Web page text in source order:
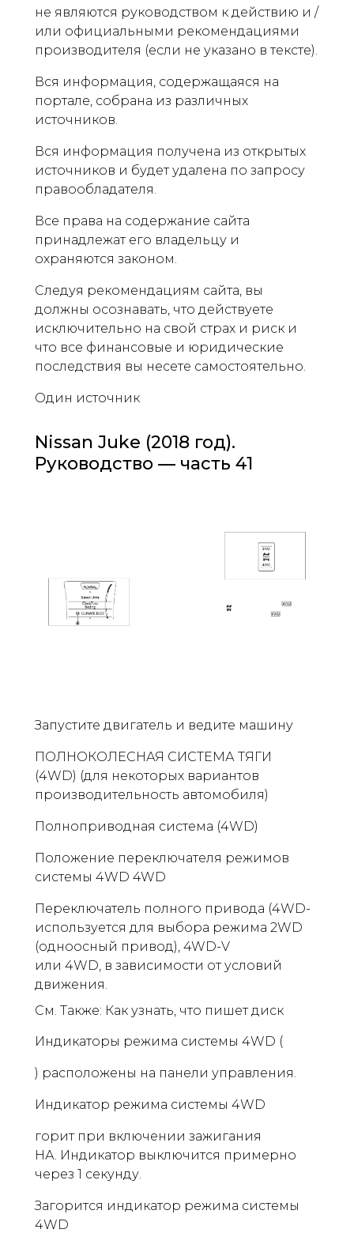
не являются руководством к действию и /
или официальными рекомендациями
производителя (если не указано в тексте).
Вся информация, содержащаяся на
портале, собрана из различных
источников.
Вся информация получена из открытых
источников и будет удалена по запросу
правообладателя.
Все права на содержание сайта
принадлежат его владельцу и
охраняются законом.
Следуя рекомендациям сайта, вы
должны осознавать, что действуете
исключительно на свой страх и риск и
что все финансовые и юридические
последствия вы несете самостоятельно.
Один источник
Nissan Juke (2018 год).
Руководство — часть 41
Запустите двигатель и ведите машину
ПОЛНОКОЛЕСНАЯ СИСТЕМА ТЯГИ
(4WD) (для некоторых вариантов
производительность автомобиля)
Полноприводная система (4WD)
Положение переключателя режимов
системы 4WD 4WD
Переключатель полного привода (4WD-
используется для выбора режима 2WD
(одноосный привод), 4WD-V
или 4WD, в зависимости от условий
движения.
См. Также: Как узнать, что пишет диск
Индикаторы режима системы 4WD (
) расположены на панели управления.
Индикатор режима системы 4WD
горит при включении зажигания
НА. Индикатор выключится примерно
через 1 секунду.
Загорится индикатор режима системы
4WD